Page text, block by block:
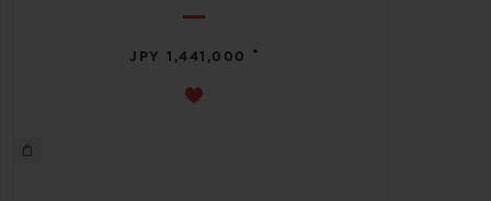
JPY 1,441,000 •